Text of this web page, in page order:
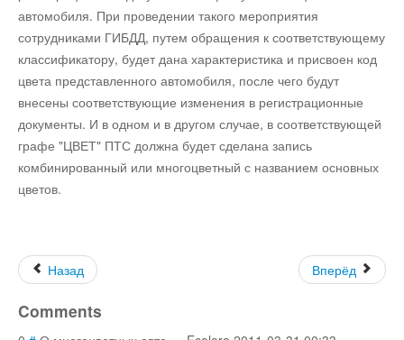
Кулинария
Своё дело
Это интересно
Акции
Мысли
автомобиля. При проведении такого мероприятия
сотрудниками ГИБДД, путем обращения к соответствующему
классификатору, будет дана характеристика и присвоен код
цвета представленного автомобиля, после чего будут
внесены соответствующие изменения в регистрационные
документы. И в одном и в другом случае, в соответствующей
графе "ЦВЕТ" ПТС должна будет сделана запись
комбинированный или многоцветный с названием основных
цветов.
Назад Вперёд
Comments